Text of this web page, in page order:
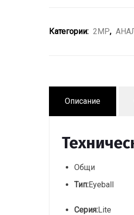
Категории: 2MP,
Описание
Общи
Тип:Eyeball
Серия:Lite